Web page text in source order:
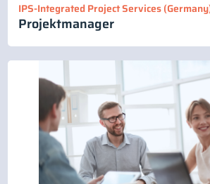
IPS-Integrated Project Services
Projektmanager